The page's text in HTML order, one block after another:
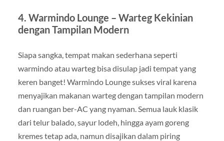
4. Warmindo Lounge – Warteg Kekinian
dengan Tampilan Modern
Siapa sangka, tempat makan sederhana seperti
warmindo atau warteg bisa disulap jadi tempat yang
keren banget! Warmindo Lounge sukses viral karena
menyajikan makanan warteg dengan tampilan modern
dan ruangan ber-AC yang nyaman. Semua lauk klasik
dari telur balado, sayur lodeh, hingga ayam goreng
kremes tetap ada, namun disajikan dalam piring